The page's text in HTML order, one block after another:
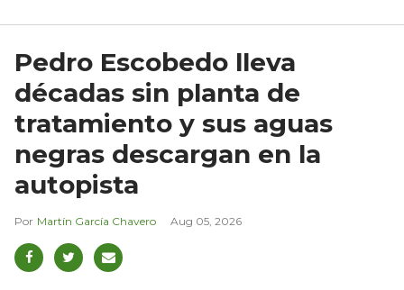
Pedro Escobedo lleva
décadas sin planta de
tratamiento y sus aguas
negras descargan en la
autopista
Martín García Chavero Aug 05, 2026